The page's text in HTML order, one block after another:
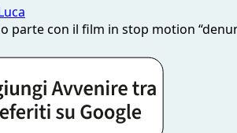
parte con il film in stop motion